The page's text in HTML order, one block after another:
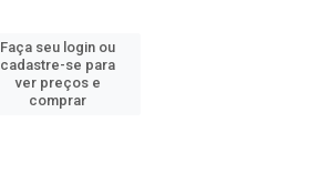
Faça seu login ou
cadastre-se para
ver preços e
comprar